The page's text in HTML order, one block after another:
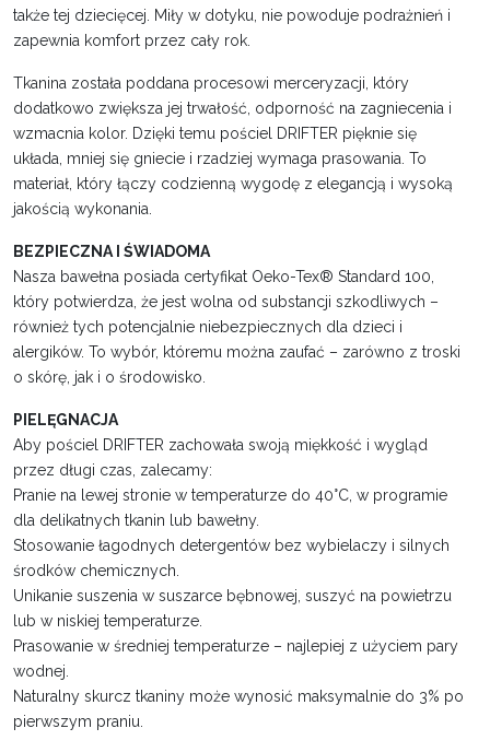
także tej dziecięcej. Miły w dotyku, nie powoduje podrażnień i
zapewnia komfort przez cały rok.
Tkanina została poddana procesowi merceryzacji, który
dodatkowo zwiększa jej trwałość, odporność na zagniecenia i
wzmacnia kolor. Dzięki temu pościel DRIFTER pięknie się
układa, mniej się gniecie i rzadziej wymaga prasowania. To
materiał, który łączy codzienną wygodę z elegancją i wysoką
jakością wykonania.
BEZPIECZNA I ŚWIADOMA
Nasza bawełna posiada certyfikat Oeko-Tex® Standard 100,
który potwierdza, że jest wolna od substancji szkodliwych –
również tych potencjalnie niebezpiecznych dla dzieci i
alergików. To wybór, któremu można zaufać – zarówno z troski
o skórę, jak i o środowisko.
PIELĘGNACJA
Aby pościel DRIFTER zachowała swoją miękkość i wygląd
przez długi czas, zalecamy:
Pranie na lewej stronie w temperaturze do 40°C, w programie
dla delikatnych tkanin lub bawełny.
Stosowanie łagodnych detergentów bez wybielaczy i silnych
środków chemicznych.
Unikanie suszenia w suszarce bębnowej, suszyć na powietrzu
lub w niskiej temperaturze.
Prasowanie w średniej temperaturze – najlepiej z użyciem pary
wodnej.
Naturalny skurcz tkaniny może wynosić maksymalnie do 3% po
pierwszym praniu.